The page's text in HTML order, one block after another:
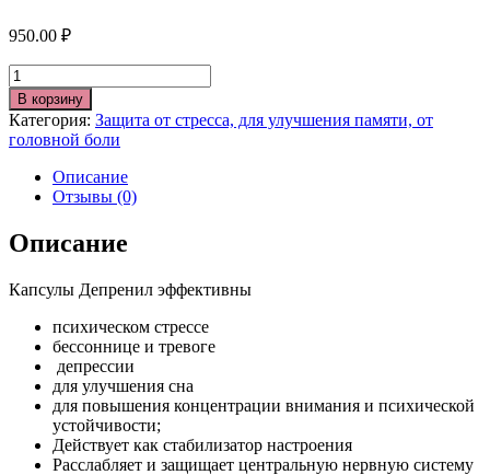
950.00 ₽
Количество
В корзину
Категория: Защита от стресса, для улучшения памяти, от
головной боли
Описание
Отзывы (0)
Описание
Капсулы Депренил эффективны
психическом стрессе
бессоннице и тревоге
депрессии
для улучшения сна
для повышения концентрации внимания и психической
устойчивости;
Действует как стабилизатор настроения
Расслабляет и защищает центральную нервную систему